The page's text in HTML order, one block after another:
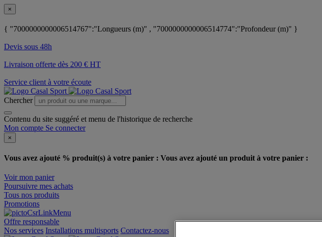
×
{ "7000000000006514767":"Longueurs (m)" , "7000000000006514774":"Profondeur (m)" }
Devis sous 48h
Livraison offerte dès 200 € HT
Service client à votre écoute
Chercher
Contenu du site suggéré et menu de l'historique de recherche
Mon compte Se connecter
×
Vous avez ajouté % produit(s) à votre panier : Vous avez ajouté un produit à votre panier :
Voir mon panier
Poursuivre mes achats
Tous nos produits
Promotions
Offre responsable
Nos services Installations multisports Contactez-nous